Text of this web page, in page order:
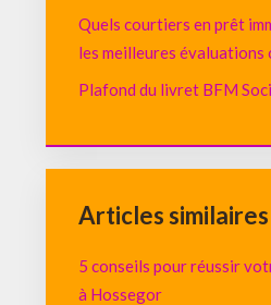
Quels courtiers en prêt
les meilleures évaluations
Plafond du livret BFM
Articles similaires
5 conseils pour réussir
à Hossegor